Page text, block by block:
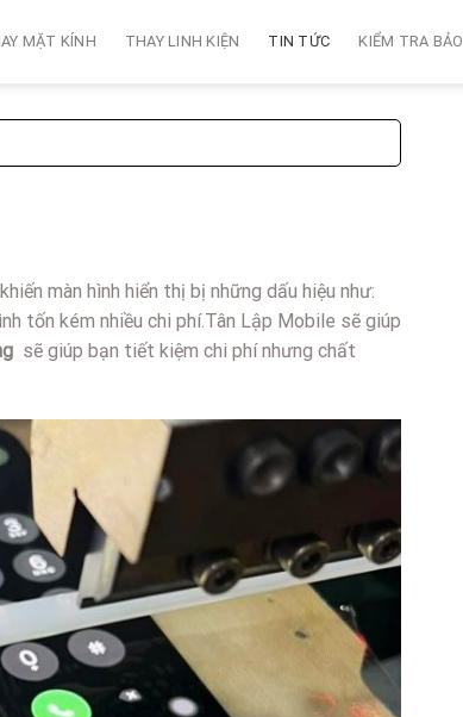
MẶT KÍNH THAY LINH KIỆN TIN TỨC KIỂM TRA
màn hình hiển thị bị những dấu hiệu như:
tốn kém nhiều chi phí.Tân Lập Mobile sẽ giúp
sẽ giúp bạn tiết kiệm chi phí nhưng chất